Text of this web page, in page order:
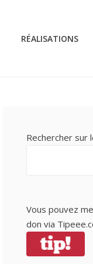
RÉALISATIONS
Rechercher sur
Vous pouvez
don via